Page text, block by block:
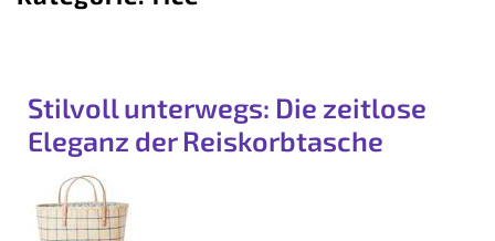
Stilvoll unterwegs: Die zeitlose
Eleganz der Reiskorbtasche